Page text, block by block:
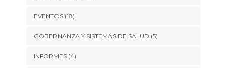
EVENTOS(18)
GOBERNANZA Y SISTEMAS DE SALUD (5)
INFORMES(4)